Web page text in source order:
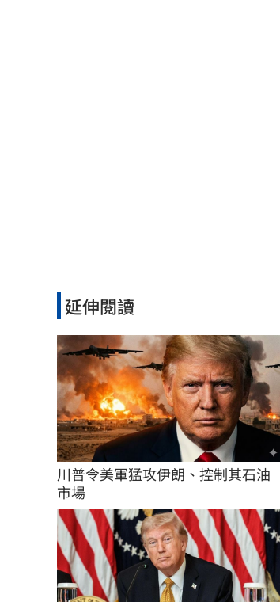
延伸閱讀
川普令美軍猛攻伊朗、控制其石油
市場